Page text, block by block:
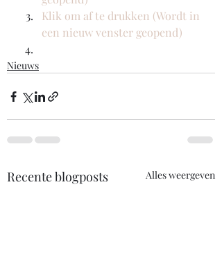
Klik om af te drukken (Wordt in
een nieuw venster geopend)
Nieuws
Recente blogposts Alles weergeven